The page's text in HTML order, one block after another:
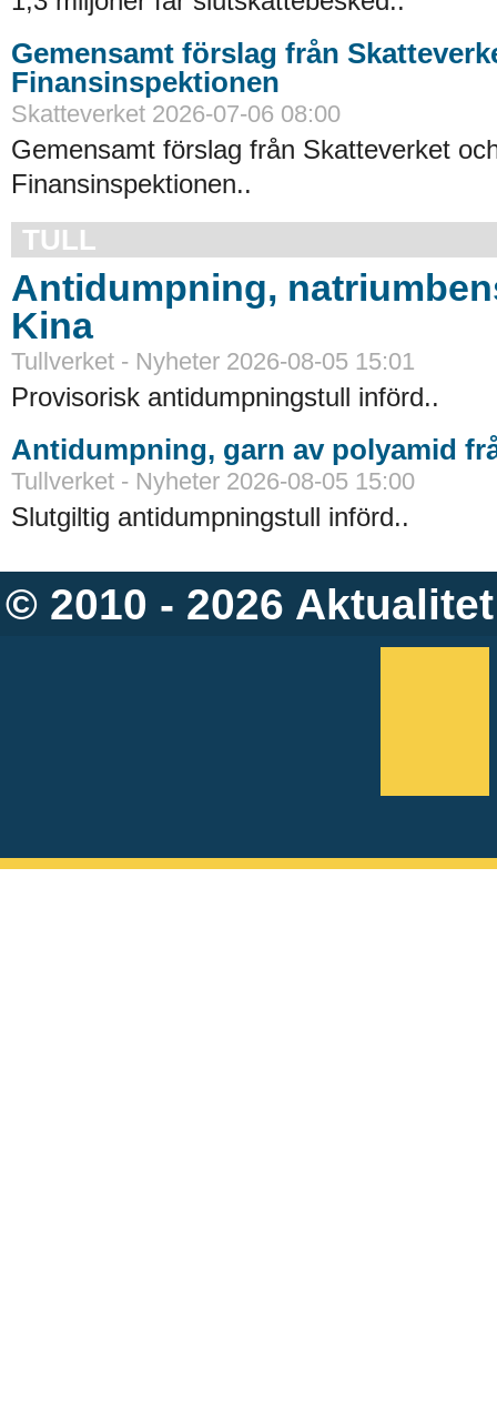
Gemensamt förslag från
Finansinspektionen
Skatteverket 2026-07-06 08:00
Gemensamt förslag från Skatteverket
Finansinspektionen..
TULL
Antidumpning,
Kina
Tullverket - Nyheter 2026-08-05 15:01
Provisorisk antidumpningstull införd..
Antidumpning, garn av polyamid
Tullverket - Nyheter 2026-08-05 15:00
Slutgiltig antidumpningstull införd..
© 2010 - 2026 Aktualitet